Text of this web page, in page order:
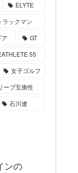
ELYTE
ラックマン
GT
55
女子ゴルフ
ーブ互換性
石川遼
ンの